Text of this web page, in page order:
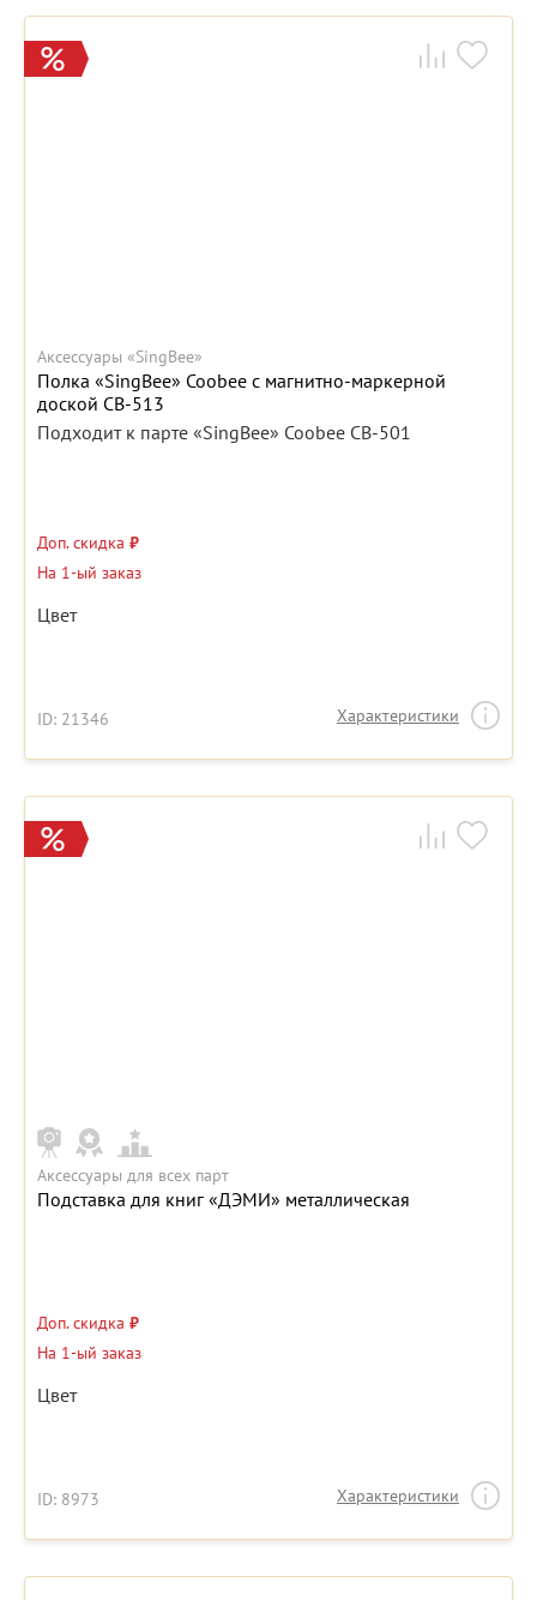
Аксессуары «SingBee»
Полка «SingBee» Coobee с магнитно-маркерной
доской CB-513
Подходит к парте «SingBee» Coobee CB-501
Доп. скидка ₽
На 1-ый заказ
Цвет
ID: 21346 Характеристики
Аксессуары для всех парт
Подставка для книг «ДЭМИ» металлическая
Доп. скидка ₽
На 1-ый заказ
Цвет
ID: 8973 Характеристики